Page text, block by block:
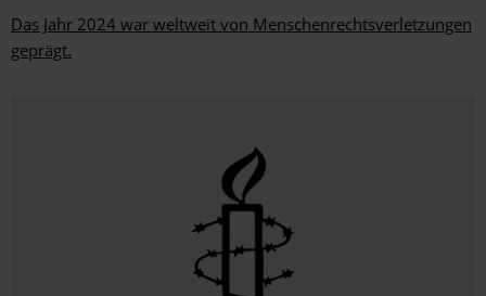
Das Jahr 2024 war weltweit von Menschenrechtsverletzungen
geprägt.